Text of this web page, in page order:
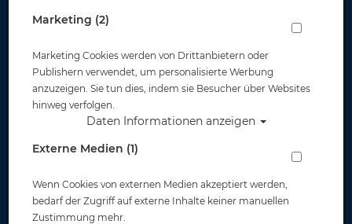
Tusa Tauchmaske M1003 Freedom Elite
Artikelnr.: tus-m1003master
Marketing (2)
Marketing Cookies werden von Drittanbietern oder
Publishern verwendet, um personalisierte Werbung
anzuzeigen. Sie tun dies, indem sie Besucher über Websites
hinweg verfolgen.
Daten Informationen anzeigen
Externe Medien (1)
Wenn Cookies von externen Medien akzeptiert werden,
bedarf der Zugriff auf externe Inhalte keiner manuellen
Zustimmung mehr.